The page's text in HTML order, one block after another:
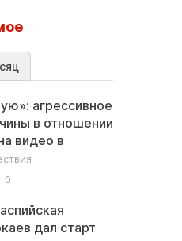
агрессивное
в отношении
видео в
0
дал старт